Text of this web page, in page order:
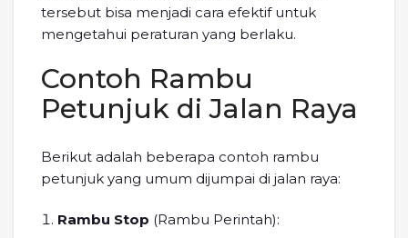
tersebut bisa menjadi cara efektif untuk
mengetahui peraturan yang berlaku.
Contoh Rambu
Petunjuk di Jalan Raya
Berikut adalah beberapa contoh rambu
petunjuk yang umum dijumpai di jalan raya:
Rambu Stop (Rambu Perintah):